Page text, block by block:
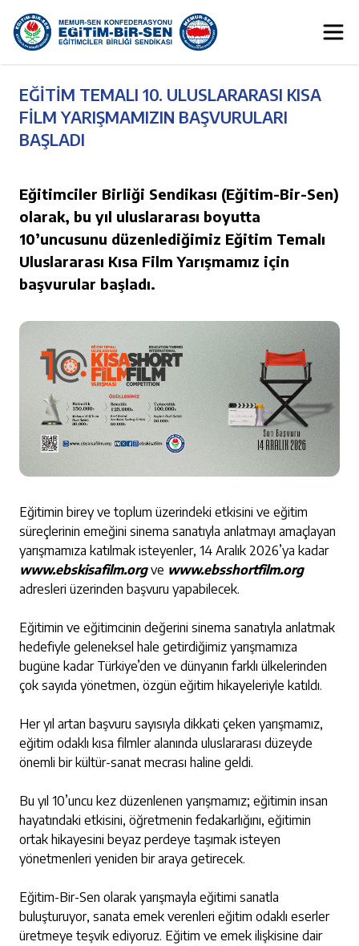
EĞİTİM TEMALI 10. ULUSLARARASI KISA
FİLM YARIŞMAMIZIN BAŞVURULARI
BAŞLADI
Eğitimciler Birliği Sendikası (Eğitim-Bir-Sen)
olarak, bu yıl uluslararası boyutta
10’uncusunu düzenlediğimiz Eğitim Temalı
Uluslararası Kısa Film Yarışmamız için
başvurular başladı.
Eğitimin birey ve toplum üzerindeki etkisini ve eğitim
süreçlerinin emeğini sinema sanatıyla anlatmayı amaçlayan
yarışmamıza katılmak isteyenler, 14 Aralık 2026’ya kadar
www.ebskisafilm.orgve www.ebsshortfilm.org
adresleri üzerinden başvuru yapabilecek.
Eğitimin ve eğitimcinin değerini sinema sanatıyla anlatmak
hedefiyle geleneksel hale getirdiğimiz yarışmamıza
bugüne kadar Türkiye’den ve dünyanın farklı ülkelerinden
çok sayıda yönetmen, özgün eğitim hikayeleriyle katıldı.
Her yıl artan başvuru sayısıyla dikkati çeken yarışmamız,
eğitim odaklı kısa filmler alanında uluslararası düzeyde
önemli bir kültür-sanat mecrası haline geldi.
Bu yıl 10’uncu kez düzenlenen yarışmamız; eğitimin insan
hayatındaki etkisini, öğretmenin fedakarlığını, eğitimin
ortak hikayesini beyaz perdeye taşımak isteyen
yönetmenleri yeniden bir araya getirecek.
Eğitim-Bir-Sen olarak yarışmayla eğitimi sanatla
buluşturuyor, sanata emek verenleri eğitim odaklı eserler
üretmeye teşvik ediyoruz. Eğitim ve emek ilişkisine dair